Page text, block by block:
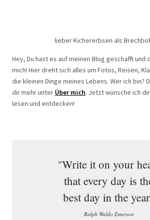
lieber Kichererbsen als
Hey, Du hast es auf meinen Blog geschafft und
mich! Hier dreht sich alles um Fotos, Reisen,
die kleinen Dinge meines Lebens. Wer ich bin?
dir mehr unter Über mich. Jetzt wünsche ich
lesen und entdecken!
"Write it on your
that every day is
best day in the
Ralph Waldo Emerson